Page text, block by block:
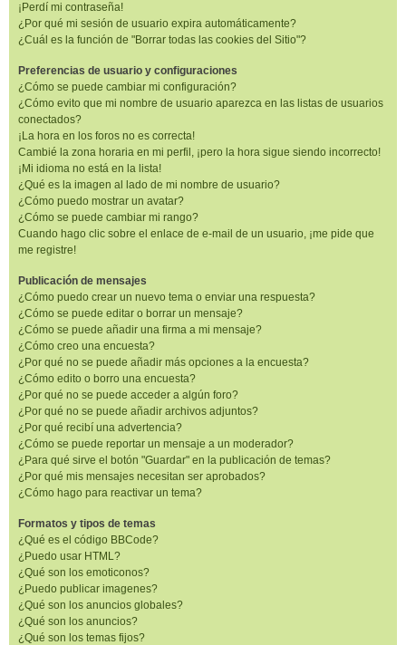
¡Perdí mi contraseña!
¿Por qué mi sesión de usuario expira automáticamente?
¿Cuál es la función de "Borrar todas las cookies del Sitio"?
Preferencias de usuario y configuraciones
¿Cómo se puede cambiar mi configuración?
¿Cómo evito que mi nombre de usuario aparezca en las listas de usuarios
conectados?
¡La hora en los foros no es correcta!
Cambié la zona horaria en mi perfil, ¡pero la hora sigue siendo incorrecto!
¡Mi idioma no está en la lista!
¿Qué es la imagen al lado de mi nombre de usuario?
¿Cómo puedo mostrar un avatar?
¿Cómo se puede cambiar mi rango?
Cuando hago clic sobre el enlace de e-mail de un usuario, ¡me pide que
me registre!
Publicación de mensajes
¿Cómo puedo crear un nuevo tema o enviar una respuesta?
¿Cómo se puede editar o borrar un mensaje?
¿Cómo se puede añadir una firma a mi mensaje?
¿Cómo creo una encuesta?
¿Por qué no se puede añadir más opciones a la encuesta?
¿Cómo edito o borro una encuesta?
¿Por qué no se puede acceder a algún foro?
¿Por qué no se puede añadir archivos adjuntos?
¿Por qué recibí una advertencia?
¿Cómo se puede reportar un mensaje a un moderador?
¿Para qué sirve el botón "Guardar" en la publicación de temas?
¿Por qué mis mensajes necesitan ser aprobados?
¿Cómo hago para reactivar un tema?
Formatos y tipos de temas
¿Qué es el código BBCode?
¿Puedo usar HTML?
¿Qué son los emoticonos?
¿Puedo publicar imagenes?
¿Qué son los anuncios globales?
¿Qué son los anuncios?
¿Qué son los temas fijos?